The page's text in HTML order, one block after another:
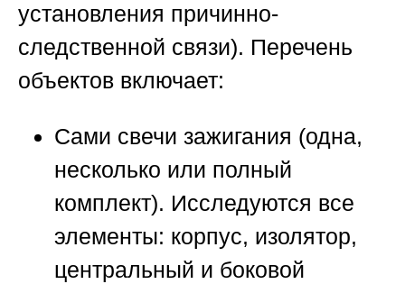
установления причинно-
следственной связи). Перечень
объектов включает:
Сами свечи зажигания (одна,
несколько или полный
комплект). Исследуются все
элементы: корпус, изолятор,
центральный и боковой